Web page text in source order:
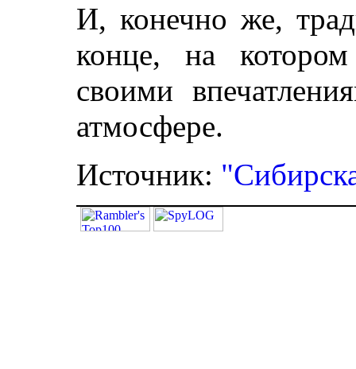
И, конечно же,
конце, на
своими
атмосфере.
Источник: